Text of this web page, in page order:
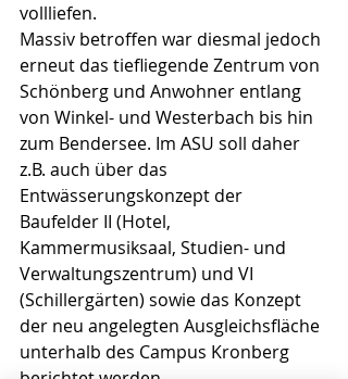
vollliefen.
Massiv betroffen war diesmal jedoch
erneut das tiefliegende Zentrum von
Schönberg und Anwohner entlang
von Winkel- und Westerbach bis hin
zum Bendersee. Im ASU soll daher
z.B. auch über das
Entwässerungskonzept der
Baufelder II (Hotel,
Kammermusiksaal, Studien- und
Verwaltungszentrum) und VI
(Schillergärten) sowie das Konzept
der neu angelegten Ausgleichsfläche
unterhalb des Campus Kronberg